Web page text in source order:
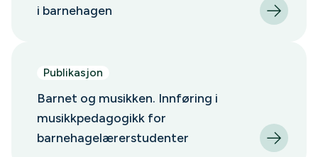
i barnehagen
Publikasjon
Barnet og musikken. Innføring i
musikkpedagogikk for
barnehagelærerstudenter